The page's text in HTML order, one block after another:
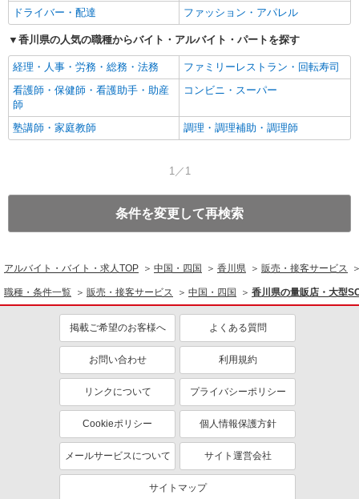
ドライバー・配達
ファッション・アパレル
香川県の人気の職種からバイト・アルバイト・パートを探す
経理・人事・労務・総務・法務
ファミリーレストラン・回転寿司
看護師・保健師・看護助手・助産
師
コンビニ・スーパー
塾講師・家庭教師 調理・調理補助・調理師
1／1
条件を変更して再検索
アルバイト・バイト・求人TOP 中国・四国 香川県 販売・接客サービス
職種・条件一覧 販売・接客サービス 中国・四国 香川県の量販店・大型
掲載ご希望のお客様へ よくある質問
お問い合わせ 利用規約
リンクについて プライバシーポリシー
Cookieポリシー 個人情報保護方針
メールサービスについて サイト運営会社
サイトマップ